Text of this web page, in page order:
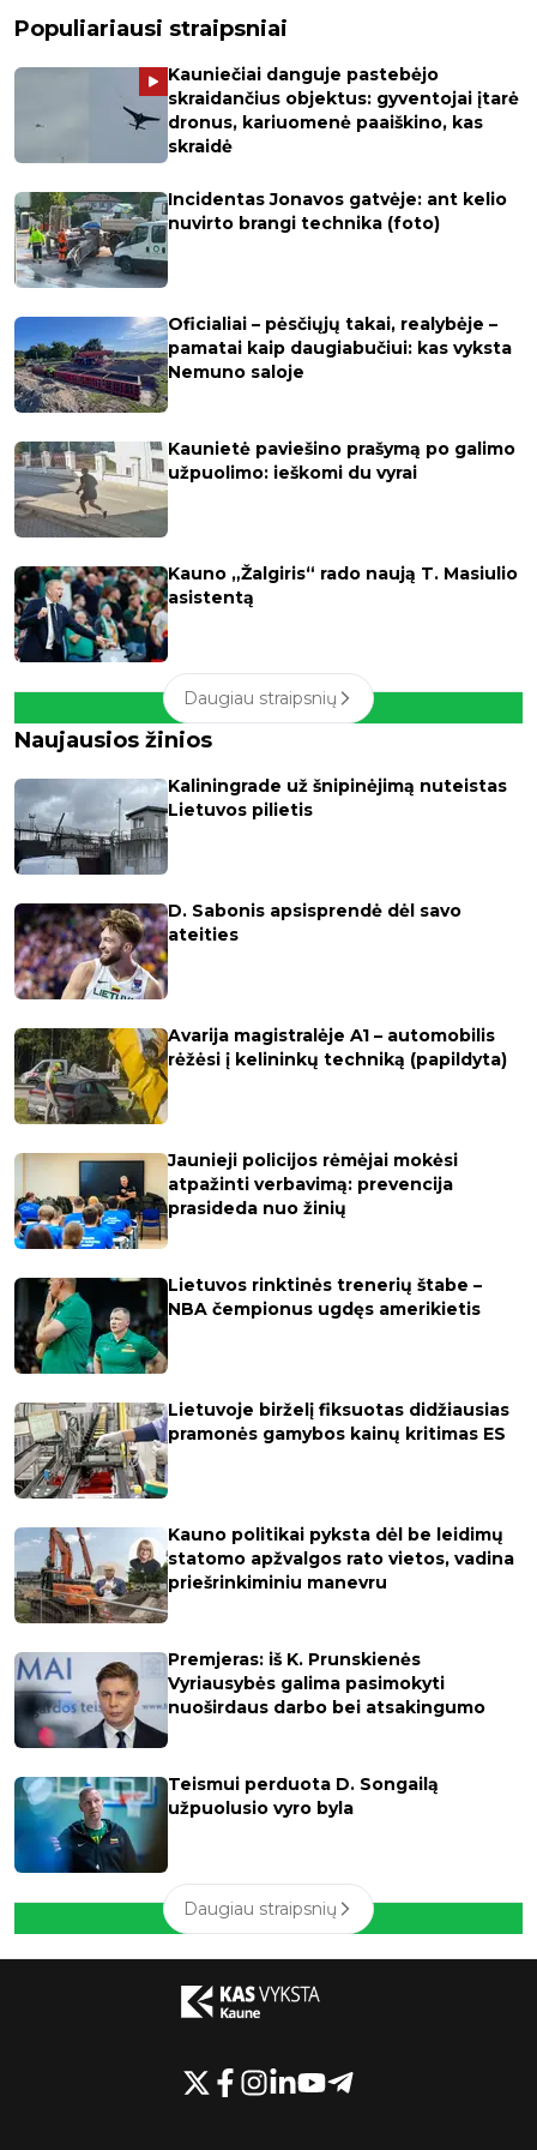
Populiariausi straipsniai
Kauniečiai danguje pastebėjo
skraidančius objektus: gyventojai įtarė
dronus, kariuomenė paaiškino, kas
skraidė
Incidentas Jonavos gatvėje: ant kelio
nuvirto brangi technika (foto)
Oficialiai – pėsčiųjų takai, realybėje –
pamatai kaip daugiabučiui: kas vyksta
Nemuno saloje
Kaunietė paviešino prašymą po galimo
užpuolimo: ieškomi du vyrai
Kauno „Žalgiris“ rado naują T. Masiulio
asistentą
Daugiau straipsnių
Naujausios žinios
Kaliningrade už šnipinėjimą nuteistas
Lietuvos pilietis
D. Sabonis apsisprendė dėl savo
ateities
Avarija magistralėje A1 – automobilis
rėžėsi į kelininkų techniką (papildyta)
Jaunieji policijos rėmėjai mokėsi
atpažinti verbavimą: prevencija
prasideda nuo žinių
Lietuvos rinktinės trenerių štabe –
NBA čempionus ugdęs amerikietis
Lietuvoje birželį fiksuotas didžiausias
pramonės gamybos kainų kritimas ES
Kauno politikai pyksta dėl be leidimų
statomo apžvalgos rato vietos, vadina
priešrinkiminiu manevru
Premjeras: iš K. Prunskienės
Vyriausybės galima pasimokyti
nuoširdaus darbo bei atsakingumo
Teismui perduota D. Songailą
užpuolusio vyro byla
Daugiau straipsnių